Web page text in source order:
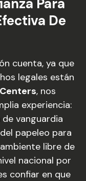
Para
De
cuenta, ya que
legales están
, nos
experiencia:
vanguardia
papeleo para
libre de
nacional por
confiar en que